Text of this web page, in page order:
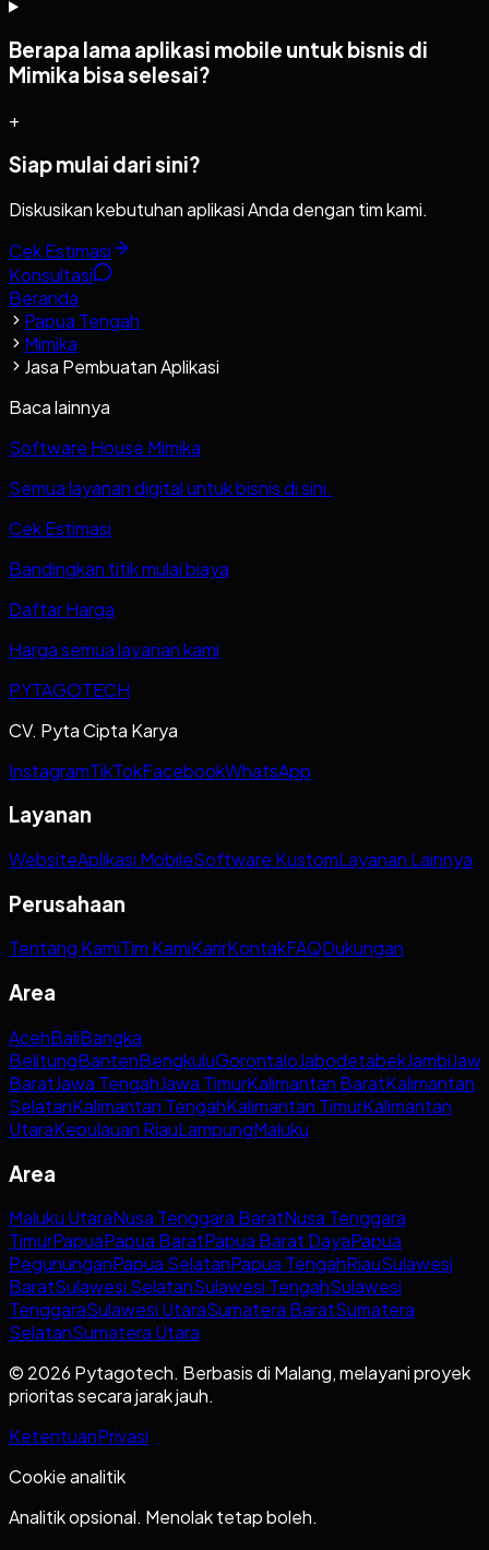
Berapa lama aplikasi mobile untuk bisnis di
Mimika bisa selesai?
+
Siap mulai dari sini?
Diskusikan kebutuhan aplikasi Anda dengan tim kami.
Cek Estimasi
Konsultasi
Beranda
Papua Tengah
Mimika
Jasa Pembuatan Aplikasi
Baca lainnya
Software House Mimika
Semua layanan digital untuk bisnis di sini.
Cek Estimasi
Bandingkan titik mulai biaya
Daftar Harga
Harga semua layanan kami
PYTAGOTECH
CV. Pyta Cipta Karya
InstagramTikTokFacebookWhatsApp
Layanan
WebsiteAplikasi MobileSoftware KustomLayanan Lainnya
Perusahaan
Tentang KamiTim KamiKarirKontakFAQDukungan
Area
AcehBaliBangka
BelitungBantenBengkuluGorontaloJabodetabekJambi
BaratJawa TengahJawa TimurKalimantan BaratKalimantan
SelatanKalimantan TengahKalimantan TimurKalimantan
UtaraKepulauan RiauLampungMaluku
Area
Maluku UtaraNusa Tenggara BaratNusa Tenggara
TimurPapuaPapua BaratPapua Barat DayaPapua
PegununganPapua SelatanPapua TengahRiauSulawesi
BaratSulawesi SelatanSulawesi TengahSulawesi
TenggaraSulawesi UtaraSumatera BaratSumatera
SelatanSumatera Utara
© 2026 Pytagotech. Berbasis di Malang, melayani proyek
prioritas secara jarak jauh.
KetentuanPrivasi
Cookie analitik
Analitik opsional. Menolak tetap boleh.